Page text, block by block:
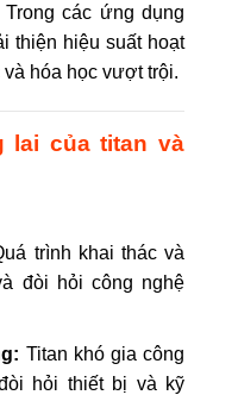
Trong các ứng dụng
thiện hiệu suất hoạt
hóa học vượt trội.
lai của titan và
trình khai thác và
đòi hỏi công nghệ
Titan khó gia công
hỏi thiết bị và kỹ